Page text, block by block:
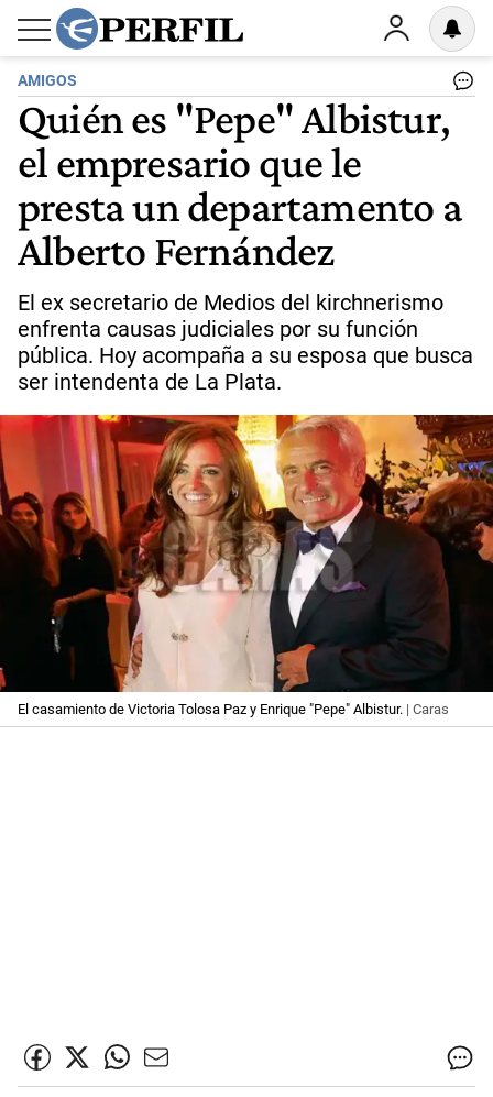
AMIGOS
Quién es "Pepe" Albistur,
el empresario que le
presta un departamento a
Alberto Fernández
El ex secretario de Medios del kirchnerismo
enfrenta causas judiciales por su función
pública. Hoy acompaña a su esposa que busca
ser intendenta de La Plata.
El casamiento de Victoria Tolosa Paz y Enrique "Pepe" Albistur. | Caras